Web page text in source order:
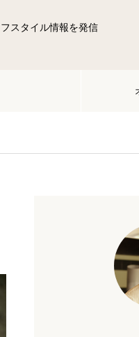
スタイル情報を発信